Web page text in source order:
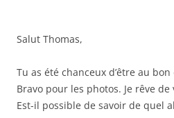
Salut Thomas,
Tu as été chanceux d’être au
Bravo pour les photos. Je rêve
Est-il possible de savoir de quel